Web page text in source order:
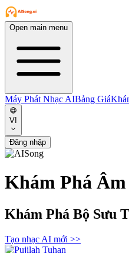
Open main menu
Máy Phát Nhạc AIBảng Giá
VI
Đăng nhập
Khám Phá
Khám Phá Bộ Sưu
Tạo nhạc AI mới >>